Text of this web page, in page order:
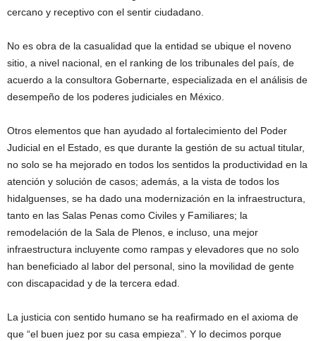
cercano y receptivo con el sentir ciudadano.
No es obra de la casualidad que la entidad se ubique el noveno
sitio, a nivel nacional, en el ranking de los tribunales del país, de
acuerdo a la consultora Gobernarte, especializada en el análisis de
desempeño de los poderes judiciales en México.
Otros elementos que han ayudado al fortalecimiento del Poder
Judicial en el Estado, es que durante la gestión de su actual titular,
no solo se ha mejorado en todos los sentidos la productividad en la
atención y solución de casos; además, a la vista de todos los
hidalguenses, se ha dado una modernización en la infraestructura,
tanto en las Salas Penas como Civiles y Familiares; la
remodelación de la Sala de Plenos, e incluso, una mejor
infraestructura incluyente como rampas y elevadores que no solo
han beneficiado al labor del personal, sino la movilidad de gente
con discapacidad y de la tercera edad.
La justicia con sentido humano se ha reafirmado en el axioma de
que “el buen juez por su casa empieza”. Y lo decimos porque